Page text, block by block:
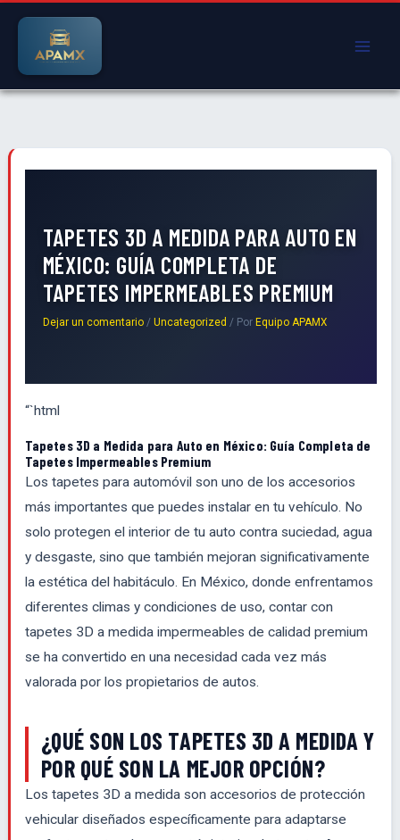
contenido
TAPETES 3D A MEDIDA PARA AUTO EN
MÉXICO: GUÍA COMPLETA DE
TAPETES IMPERMEABLES PREMIUM
Dejar un comentario / Uncategorized / Por Equipo APAMX
“`html
Tapetes 3D a Medida para Auto en México: Guía Completa de
Tapetes Impermeables Premium
Los tapetes para automóvil son uno de los accesorios
más importantes que puedes instalar en tu vehículo. No
solo protegen el interior de tu auto contra suciedad, agua
y desgaste, sino que también mejoran significativamente
la estética del habitáculo. En México, donde enfrentamos
diferentes climas y condiciones de uso, contar con
tapetes 3D a medida impermeables de calidad premium
se ha convertido en una necesidad cada vez más
valorada por los propietarios de autos.
¿QUÉ SON LOS TAPETES 3D A MEDIDA Y
POR QUÉ SON LA MEJOR OPCIÓN?
Los tapetes 3D a medida son accesorios de protección
vehicular diseñados específicamente para adaptarse